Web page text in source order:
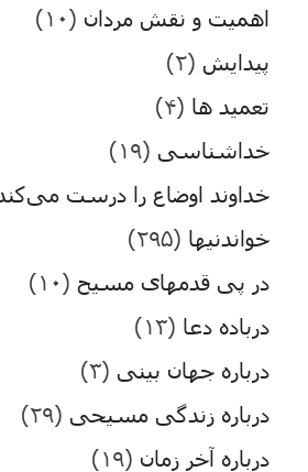
اهمیت و نقش مردان (۱۰)
پیدایش (۲)
تعمید ها (۴)
خداشناسی (۱۹)
خداوند اوضاع را درست می‌کند
خواندنیها (۲۹۵)
در پی قدمهای مسیح (۱۰)
درباده دعا (۱۳)
درباره جهان بینی (۳)
درباره زندگی مسیحی (۲۹)
درباره آخر زمان (۱۹)